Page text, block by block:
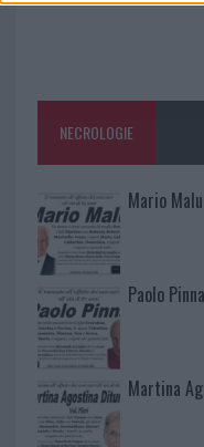
NECROLOGIE
Mario Malu
Paolo Pinna
Martina